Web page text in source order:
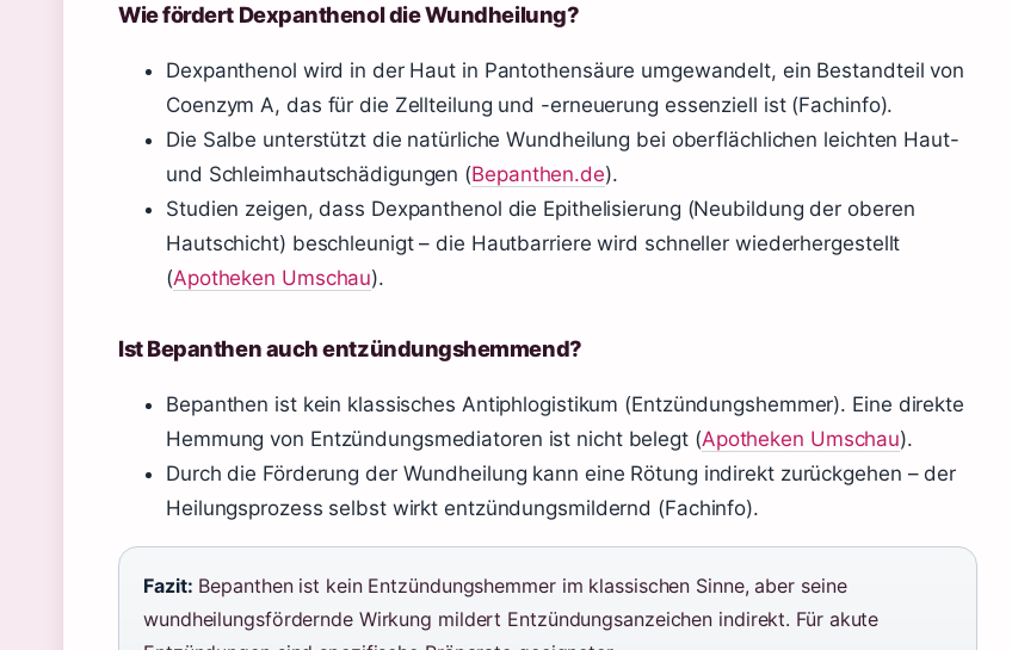
Wie fördert Dexpanthenol die Wundheilung?
Dexpanthenol wird in der Haut in Pantothensäure umgewandelt, ein Bestandteil von
Coenzym A, das für die Zellteilung und -erneuerung essenziell ist (Fachinfo).
Die Salbe unterstützt die natürliche Wundheilung bei oberflächlichen leichten Haut-
und Schleimhautschädigungen (Bepanthen.de).
Studien zeigen, dass Dexpanthenol die Epithelisierung (Neubildung der oberen
Hautschicht) beschleunigt – die Hautbarriere wird schneller wiederhergestellt
(Apotheken Umschau).
Ist Bepanthen auch entzündungshemmend?
Bepanthen ist kein klassisches Antiphlogistikum (Entzündungshemmer). Eine direkte
Hemmung von Entzündungsmediatoren ist nicht belegt (Apotheken Umschau).
Durch die Förderung der Wundheilung kann eine Rötung indirekt zurückgehen – der
Heilungsprozess selbst wirkt entzündungsmildernd (Fachinfo).
Fazit: Bepanthen ist kein Entzündungshemmer im klassischen Sinne, aber seine
wundheilungsfördernde Wirkung mildert Entzündungsanzeichen indirekt. Für akute